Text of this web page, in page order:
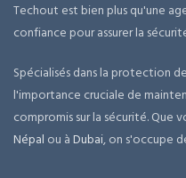
Techout est bien plus qu'une
confiance pour assurer la
Spécialisés dans la protection
l'importance cruciale de
compromis sur la sécurité. Que
Népal ou àDubai, on s'occupe